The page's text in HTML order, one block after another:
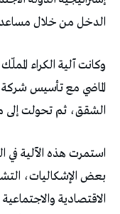
الدخل من خلال
وكانت آلية الكراء
الماضي مع تأسيس
الشقق، ثم تحولت إلى
بعض الإشكاليات،
الاقتصادية